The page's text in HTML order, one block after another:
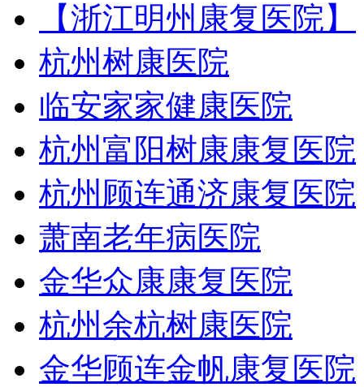
【浙江明州康复医院】
杭州树康医院
临安家家健康医院
杭州富阳树康康复医院
杭州顾连通济康复医院
萧南老年病医院
金华众康康复医院
杭州余杭树康医院
金华顾连金帆康复医院